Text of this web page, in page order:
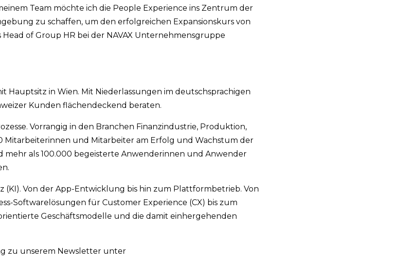
Team möchte ich die People Experience ins Zentrum der
zu schaffen, um den erfolgreichen Expansionskurs von
of Group HR bei der NAVAX Unternehmensgruppe
Hauptsitz in Wien. Mit Niederlassungen im deutschsprachigen
Kunden flächendeckend beraten.
Vorrangig in den Branchen Finanzindustrie, Produktion,
Mitarbeiterinnen und Mitarbeiter am Erfolg und Wachstum der
als 100.000 begeisterte Anwenderinnen und Anwender
Von der App-Entwicklung bis hin zum Plattformbetrieb. Von
Softwarelösungen für Customer Experience (CX) bis zum
Geschäftsmodelle und die damit einhergehenden
zu unserem Newsletter unter